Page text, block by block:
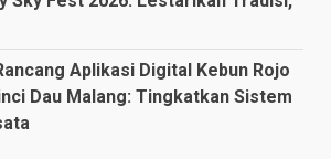
Aplikasi Digital Kebun Rojo
Dau Malang: Tingkatkan Sistem